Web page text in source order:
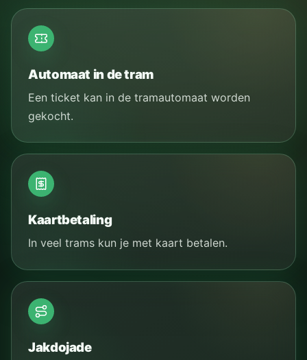
Automaat in de tram
Een ticket kan in de tramautomaat worden
gekocht.
Kaartbetaling
In veel trams kun je met kaart betalen.
Jakdojade